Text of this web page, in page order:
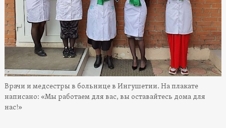
Врачи и медсестры в больнице в Ингушетии. На плакате
написано: «Мы работаем для вас, вы оставайтесь дома для
нас!»